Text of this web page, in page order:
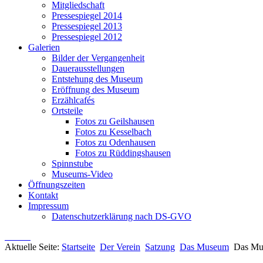
Mitgliedschaft
Pressespiegel 2014
Pressespiegel 2013
Pressespiegel 2012
Galerien
Bilder der Vergangenheit
Dauerausstellungen
Entstehung des Museum
Eröffnung des Museum
Erzählcafés
Ortsteile
Fotos zu Geilshausen
Fotos zu Kesselbach
Fotos zu Odenhausen
Fotos zu Rüddingshausen
Spinnstube
Museums-Video
Öffnungszeiten
Kontakt
Impressum
Datenschutzerklärung nach DS-GVO
Aktuelle Seite: Startseite Der Verein Satzung Das Museum Das